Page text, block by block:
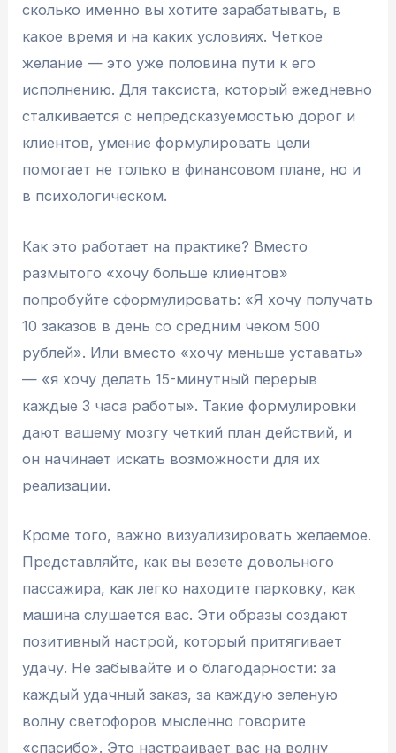
сколько именно вы хотите зарабатывать, в
какое время и на каких условиях. Четкое
желание — это уже половина пути к его
исполнению. Для таксиста, который ежедневно
сталкивается с непредсказуемостью дорог и
клиентов, умение формулировать цели
помогает не только в финансовом плане, но и
в психологическом.
Как это работает на практике? Вместо
размытого «хочу больше клиентов»
попробуйте сформулировать: «Я хочу получать
10 заказов в день со средним чеком 500
рублей». Или вместо «хочу меньше уставать»
— «я хочу делать 15-минутный перерыв
каждые 3 часа работы». Такие формулировки
дают вашему мозгу четкий план действий, и
он начинает искать возможности для их
реализации.
Кроме того, важно визуализировать желаемое.
Представляйте, как вы везете довольного
пассажира, как легко находите парковку, как
машина слушается вас. Эти образы создают
позитивный настрой, который притягивает
удачу. Не забывайте и о благодарности: за
каждый удачный заказ, за каждую зеленую
волну светофоров мысленно говорите
«спасибо». Это настраивает вас на волну